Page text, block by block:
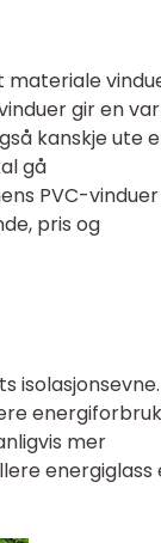
materiale
gir en
kanskje ute
gå
PVC-
pris og
mer
energiglass